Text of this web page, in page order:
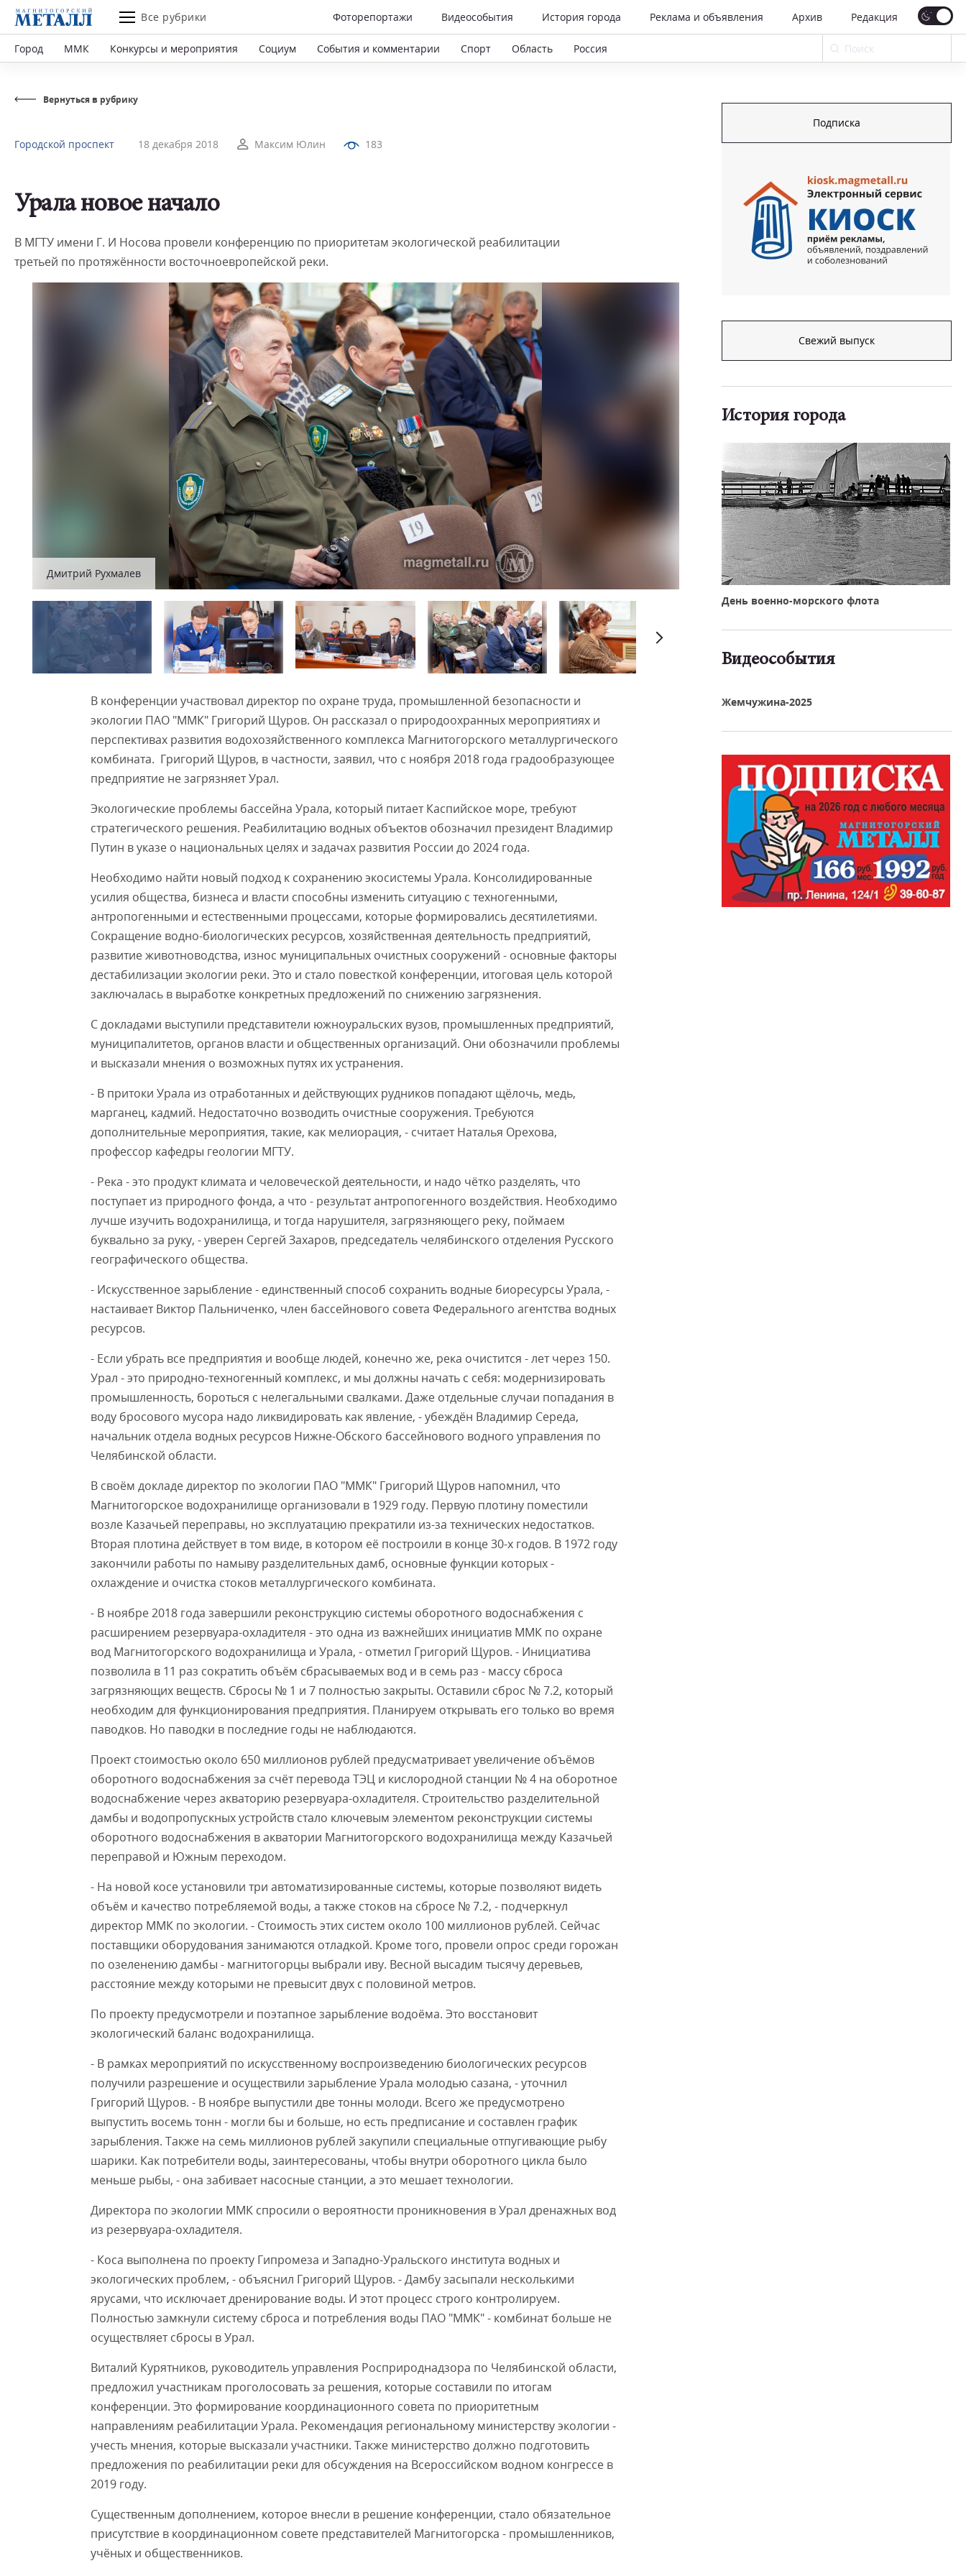
Все рубрики Фоторепортажи Видеособытия История города Реклама и объявления Архив Редакция
Город ММК Конкурсы и мероприятия Социум События и комментарии Спорт Область Россия
Вернуться в рубрику
Городской проспект 18 декабря 2018 Максим Юлин 183
Урала новое начало
В МГТУ имени Г. И Носова провели конференцию по приоритетам экологической реабилитации
третьей по протяжённости восточноевропейской реки.
Дмитрий Рухмалев Дмитрий Рухмалев
В конференции участвовал директор по охране труда, промышленной безопасности и
экологии ПАО "ММК" Григорий Щуров. Он рассказал о природоохранных мероприятиях и
перспективах развития водохозяйственного комплекса Магнитогорского металлургического
комбината. Григорий Щуров, в частности, заявил, что с ноября 2018 года градообразующее
предприятие не загрязняет Урал.
Экологические проблемы бассейна Урала, который питает Каспийское море, требуют
стратегического решения. Реабилитацию водных объектов обозначил президент Владимир
Путин в указе о национальных целях и задачах развития России до 2024 года.
Необходимо найти новый подход к сохранению экосистемы Урала. Консолидированные
усилия общества, бизнеса и власти способны изменить ситуацию с техногенными,
антропогенными и естественными процессами, которые формировались десятилетиями.
Сокращение водно-биологических ресурсов, хозяйственная деятельность предприятий,
развитие животноводства, износ муниципальных очистных сооружений - основные факторы
дестабилизации экологии реки. Это и стало повесткой конференции, итоговая цель которой
заключалась в выработке конкретных предложений по снижению загрязнения.
С докладами выступили представители южноуральских вузов, промышленных предприятий,
муниципалитетов, органов власти и общественных организаций. Они обозначили проблемы
и высказали мнения о возможных путях их устранения.
- В притоки Урала из отработанных и действующих рудников попадают щёлочь, медь,
марганец, кадмий. Недостаточно возводить очистные сооружения. Требуются
дополнительные мероприятия, такие, как мелиорация, - считает Наталья Орехова,
профессор кафедры геологии МГТУ.
- Река - это продукт климата и человеческой деятельности, и надо чётко разделять, что
поступает из природного фонда, а что - результат антропогенного воздействия. Необходимо
лучше изучить водохранилища, и тогда нарушителя, загрязняющего реку, поймаем
буквально за руку, - уверен Сергей Захаров, председатель челябинского отделения Русского
географического общества.
- Искусственное зарыбление - единственный способ сохранить водные биоресурсы Урала, -
настаивает Виктор Пальниченко, член бассейнового совета Федерального агентства водных
ресурсов.
- Если убрать все предприятия и вообще людей, конечно же, река очистится - лет через 150.
Урал - это природно-техногенный комплекс, и мы должны начать с себя: модернизировать
промышленность, бороться с нелегальными свалками. Даже отдельные случаи попадания в
воду бросового мусора надо ликвидировать как явление, - убеждён Владимир Середа,
начальник отдела водных ресурсов Нижне-Обского бассейнового водного управления по
Челябинской области.
В своём докладе директор по экологии ПАО "ММК" Григорий Щуров напомнил, что
Магнитогорское водохранилище организовали в 1929 году. Первую плотину поместили
возле Казачьей переправы, но эксплуатацию прекратили из-за технических недостатков.
Вторая плотина действует в том виде, в котором её построили в конце 30-х годов. В 1972 году
закончили работы по намыву разделительных дамб, основные функции которых -
охлаждение и очистка стоков металлургического комбината.
- В ноябре 2018 года завершили реконструкцию системы оборотного водоснабжения с
расширением резервуара-охладителя - это одна из важнейших инициатив ММК по охране
вод Магнитогорского водохранилища и Урала, - отметил Григорий Щуров. - Инициатива
позволила в 11 раз сократить объём сбрасываемых вод и в семь раз - массу сброса
загрязняющих веществ. Сбросы № 1 и 7 полностью закрыты. Оставили сброс № 7.2, который
необходим для функционирования предприятия. Планируем открывать его только во время
паводков. Но паводки в последние годы не наблюдаются.
Проект стоимостью около 650 миллионов рублей предусматривает увеличение объёмов
оборотного водоснабжения за счёт перевода ТЭЦ и кислородной станции № 4 на оборотное
водоснабжение через акваторию резервуара-охладителя. Строительство разделительной
дамбы и водопропускных устройств стало ключевым элементом реконструкции системы
оборотного водоснабжения в акватории Магнитогорского водохранилища между Казачьей
переправой и Южным переходом.
- На новой косе установили три автоматизированные системы, которые позволяют видеть
объём и качество потребляемой воды, а также стоков на сбросе № 7.2, - подчеркнул
директор ММК по экологии. - Стоимость этих систем около 100 миллионов рублей. Сейчас
поставщики оборудования занимаются отладкой. Кроме того, провели опрос среди горожан
по озеленению дамбы - магнитогорцы выбрали иву. Весной высадим тысячу деревьев,
расстояние между которыми не превысит двух с половиной метров.
По проекту предусмотрели и поэтапное зарыбление водоёма. Это восстановит
экологический баланс водохранилища.
- В рамках мероприятий по искусственному воспроизведению биологических ресурсов
получили разрешение и осуществили зарыбление Урала молодью сазана, - уточнил
Григорий Щуров. - В ноябре выпустили две тонны молоди. Всего же предусмотрено
выпустить восемь тонн - могли бы и больше, но есть предписание и составлен график
зарыбления. Также на семь миллионов рублей закупили специальные отпугивающие рыбу
шарики. Как потребители воды, заинтересованы, чтобы внутри оборотного цикла было
меньше рыбы, - она забивает насосные станции, а это мешает технологии.
Директора по экологии ММК спросили о вероятности проникновения в Урал дренажных вод
из резервуара-охладителя.
- Коса выполнена по проекту Гипромеза и Западно-Уральского института водных и
экологических проблем, - объяснил Григорий Щуров. - Дамбу засыпали несколькими
ярусами, что исключает дренирование воды. И этот процесс строго контролируем.
Полностью замкнули систему сброса и потребления воды ПАО "ММК" - комбинат больше не
осуществляет сбросы в Урал.
Виталий Курятников, руководитель управления Росприроднадзора по Челябинской области,
предложил участникам проголосовать за решения, которые составили по итогам
конференции. Это формирование координационного совета по приоритетным
направлениям реабилитации Урала. Рекомендация региональному министерству экологии -
учесть мнения, которые высказали участники. Также министерство должно подготовить
предложения по реабилитации реки для обсуждения на Всероссийском водном конгрессе в
2019 году.
Существенным дополнением, которое внесли в решение конференции, стало обязательное
присутствие в координационном совете представителей Магнитогорска - промышленников,
учёных и общественников.
Подписка
Свежий выпуск
История города
День военно-морского флота
Видеособытия
Жемчужина-2025